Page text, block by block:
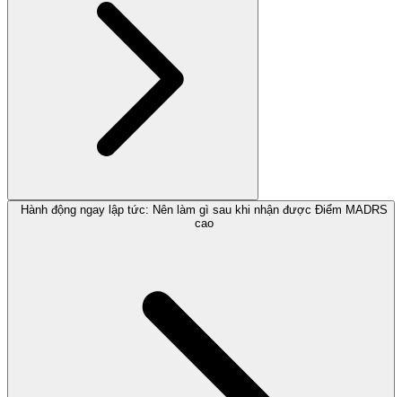
Hành động ngay lập tức: Nên làm gì sau khi nhận được Điểm MADRS
cao